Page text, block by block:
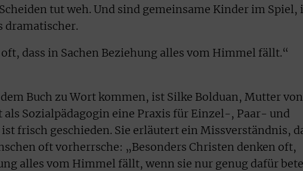
tut weh. Und sind gemeinsame Kinder im Spiel,
dramatischer.
dass in Sachen Beziehung alles vom Himmel fällt.“
Buch zu Wort kommen, ist Silke Bolduan, Mutter von
als Sozialpädagogin eine Praxis für Einzel-, Paar- und
frisch geschieden. Sie erläutert ein Missverständnis,
oft vorherrsche: „Besonders Christen denken oft,
alles vom Himmel fällt, wenn sie nur genug dafür